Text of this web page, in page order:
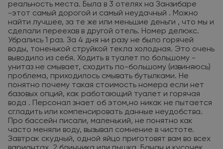
реальность места. Была в 3 отелях на Занзибаре
-этот самый дорогой и самый неудачный . Можно
найти лучшее, за те же или меньшие деньги , что мы и
сделали переехав в другой отель. Номер делюкс.
Убрались 1 раз. За 4 дня ни разу не было горячей
воды, тоненькой струйкой текла холодная. Это очень
выводило из себя. Ходить в туалет по большому -
унитаз не смывает, сходить по-большому (извиняюсь)
проблема, приходилось смывать бутылками. Не
понятно почему такая стоимость номера если нет
базовых опций, как работающий туалет и горячая
вода . Персонал знает об этом,но никак не пытается
сгладить или компенсировать данные неудобства.
Про бассейн писали, маленький, не понятно как
часто меняли воду, вызывал сомнение в чистоте.
Завтрак скудный, одной яйцо приготовят вам во всех